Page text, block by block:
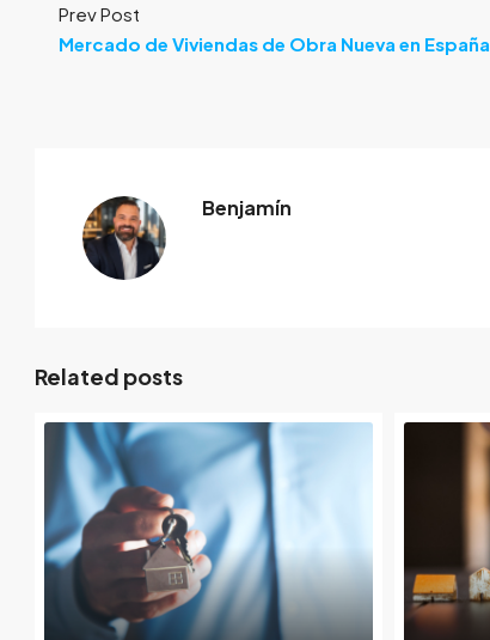
Prev Post
Mercado de Viviendas de Obra Nueva en España
Benjamín
Related posts